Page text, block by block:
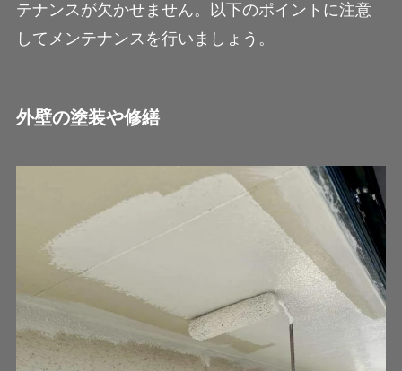
テナンスが欠かせません。以下のポイントに注意
してメンテナンスを行いましょう。
外壁の塗装や修繕